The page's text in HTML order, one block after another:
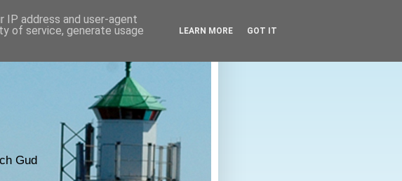
Gud
IP address and user-agent
of service, generate usage
LEARN MORE GOT IT